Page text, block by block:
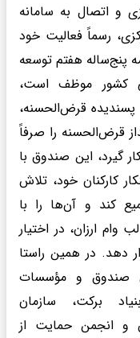
و اتصال به سامانه
رسماً فعالیت خود
پنج‌ساله هفتم توسعه
کشور موظف است،
قرض‌الحسنه،
قرض‌الحسنه را صرفاً
گیرد، این صندوق با
کارکنان خود، تلاش
کند و آن‌ها را با
ارزان، در اختیار
دهد. در همین راستا
صندوق و مؤسسات
برکت، سازمان
و انجمن حمایت از